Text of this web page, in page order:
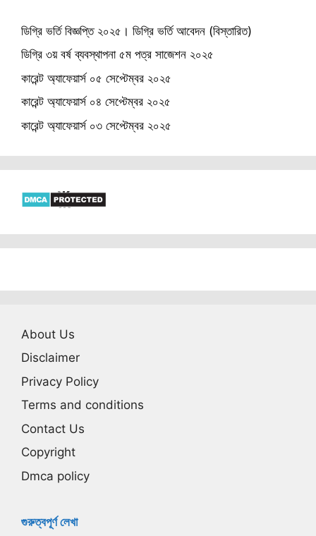
ডিগ্রি ভর্তি বিজ্ঞপ্তি ২০২৫। ডিগ্রি ভর্তি আবেদন (বিস্তারিত)
ডিগ্রি ৩য় বর্ষ ব্যবস্থাপনা ৫ম পত্র সাজেশন ২০২৫
কারেন্ট অ্যাফেয়ার্স ০৫ সেপ্টেম্বর ২০২৫
কারেন্ট অ্যাফেয়ার্স ০৪ সেপ্টেম্বর ২০২৫
কারেন্ট অ্যাফেয়ার্স ০৩ সেপ্টেম্বর ২০২৫
About Us
Disclaimer
Privacy Policy
Terms and conditions
Contact Us
Copyright
Dmca policy
গুরুত্বপূর্ণ লেখা